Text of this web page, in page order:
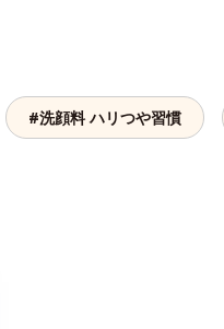
#洗顔料 ハリつや習慣